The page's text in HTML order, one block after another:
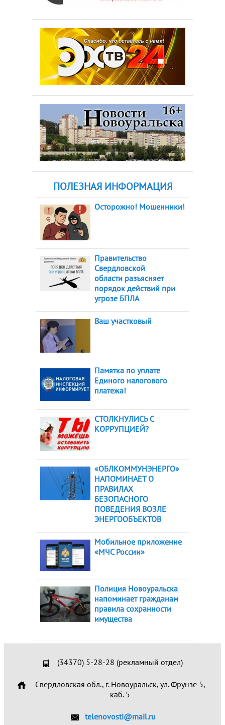
ПОЛЕЗНАЯ ИНФОРМАЦИЯ
Осторожно! Мошенники!
Правительство
Свердловской
области разъясняет
порядок действий при
угрозе БПЛА
Ваш участковый
Памятка по уплате
Единого налогового
платежа!
СТОЛКНУЛИСЬ С
КОРРУПЦИЕЙ?
«ОБЛКОММУНЭНЕРГО»
НАПОМИНАЕТ О
ПРАВИЛАХ
БЕЗОПАСНОГО
ПОВЕДЕНИЯ ВОЗЛЕ
ЭНЕРГООБЪЕКТОВ
Мобильное приложение
«МЧС России»
Полиция Новоуральска
напоминает гражданам
правила сохранности
имущества
(34370) 5-28-28 (рекламный отдел)
Свердловская обл., г. Новоуральск, ул. Фрунзе 5,
каб. 5
telenovosti@mail.ru